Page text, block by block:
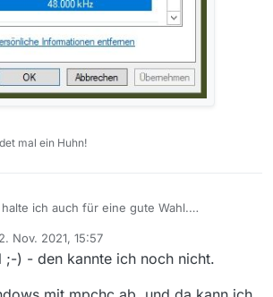
mal ein Huhn!
ich auch für eine gute Wahl.
(rechte Maustaste) Eigenschaften und
wählen.
2. Nov. 2021, 15:57
von
;-) - den kannte ich noch nicht.